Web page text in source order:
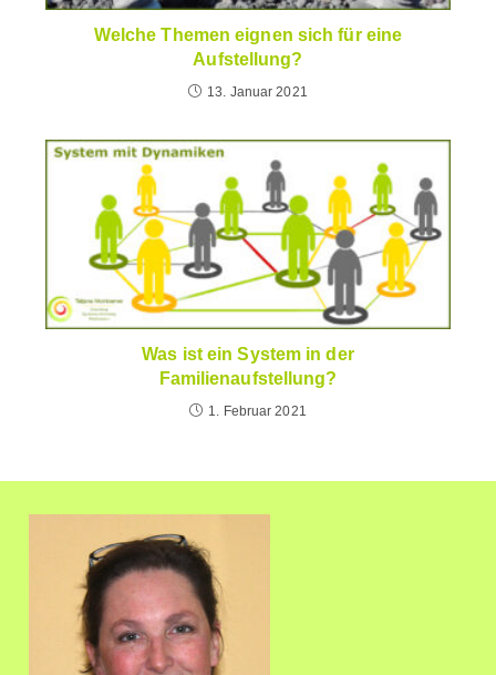
Welche Themen eignen sich für eine
Aufstellung?
13. Januar 2021
Was ist ein System in der
Familienaufstellung?
1. Februar 2021